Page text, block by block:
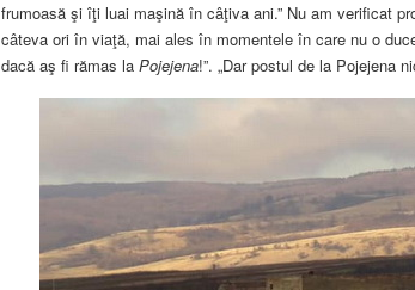
frumoasă şi îţi luai maşină în câţiva ani.” Nu am verificat
câteva ori în viaţă, mai ales în momentele în care nu o
dacă aş fi rămas laPojejena!”. „Dar postul de la Pojejena